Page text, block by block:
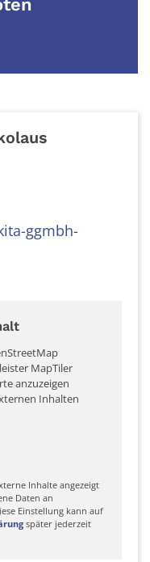
ggmbh-
MapTiler
anzuzeigen
Inhalten
Inhalte angezeigt
Daten an
Einstellung kann auf
später jederzeit